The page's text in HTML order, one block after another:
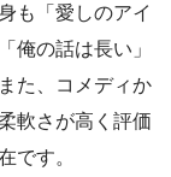
も「愛しのアイ
俺の話は長い」
た、コメディか
軟さが高く評価
です。